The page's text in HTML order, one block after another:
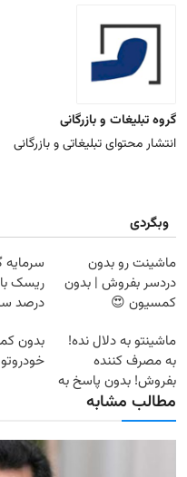
گروه تبلیغات و بازرگانی
انتشار محتوای تبلیغاتی و بازرگانی
وبگردی
ماشینت رو بدون
دردسر بفروش | بدون
کمسیون 😍
سرمایه
درصد
ماشینتو به دلال نده!
به مصرف کننده
بفروش! بدون پاسخ به
یک تماس
بدون
مطالب مشابه